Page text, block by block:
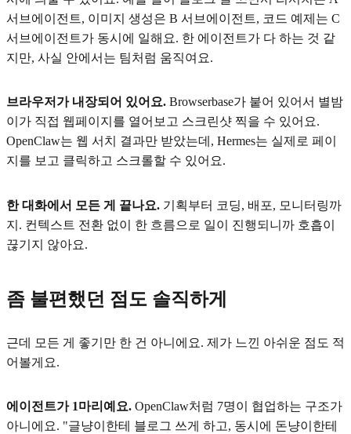
서브에이전트, 이미지 생성은 B 서브에이전트, 코드 예제는 C
서브에이전트가 동시에 일해요. 한 에이전트가 다 하는 것 같
지만, 사실 안에서는 팀처럼 움직여요.
브라우저가 내장되어 있어요. Browserbase가 붙어 있어서 별밤
이가 직접 웹페이지를 열어보고 스크린샷 찍을 수 있어요.
OpenClaw는 웹 서치 결과만 받았는데, Hermes는 실제로 페이
지를 보고 클릭하고 스크롤할 수 있어요.
한 대화에서 모든 게 끝나요. 기획부터 코딩, 배포, 모니터링까
지. 컨텍스트 전환 없이 한 흐름으로 일이 진행되니까 호흡이
끊기지 않아요.
좀 불편했던 점도 솔직하게
근데 모든 게 좋기만 한 건 아니에요. 제가 느낀 아쉬운 점도 적
어볼게요.
에이전트가 1마리예요. OpenClaw처럼 7명이 협업하는 구조가
아니에요. "글냥이한테 블로그 쓰게 하고, 동시에 돈냥이한테